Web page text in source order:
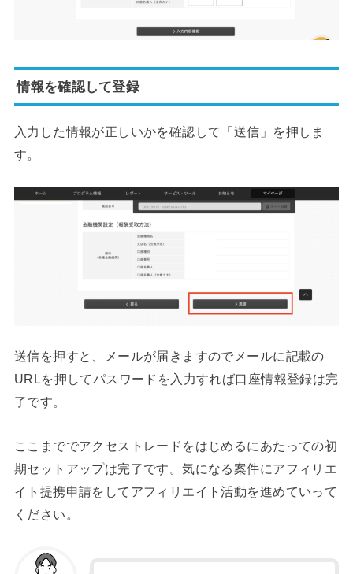
情報を確認して登録
入力した情報が正しいかを確認して「送信」を押しま
す。
送信を押すと、メールが届きますのでメールに記載の
URLを押してパスワードを入力すれば口座情報登録は完
了です。
ここまででアクセストレードをはじめるにあたっての初
期セットアップは完了です。気になる案件にアフィリエ
イト提携申請をしてアフィリエイト活動を進めていって
ください。